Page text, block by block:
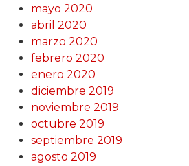
mayo 2020
abril 2020
marzo 2020
febrero 2020
enero 2020
diciembre 2019
noviembre 2019
octubre 2019
septiembre 2019
agosto 2019